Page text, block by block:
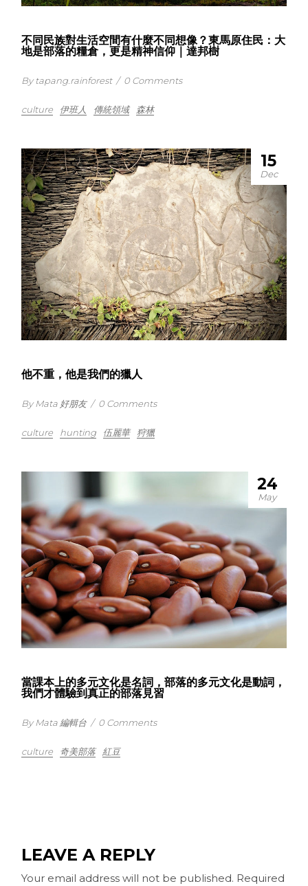
不同民族對生活空間有什麼不同想像？東馬原住民：大
地是部落的糧倉，更是精神信仰｜達邦樹
By tapang.rainforest / 0 Comments
culture 伊班人 傳統領域 森林
15
Dec
他不重，他是我們的獵人
By Mata 好朋友 / 0 Comments
culture hunting 伍麗華 狩獵
24
May
當課本上的多元文化是名詞，部落的多元文化是動詞，
我們才體驗到真正的部落見習
By Mata 編輯台 / 0 Comments
culture 奇美部落 紅豆
LEAVE A REPLY
Your email address will not be published. Required